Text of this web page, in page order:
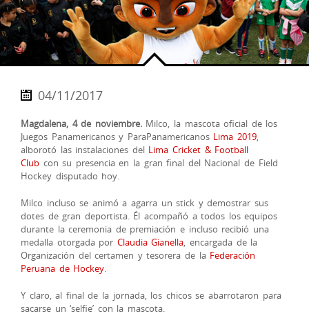
04/11/2017
Magdalena, 4 de noviembre.Milco, la mascota oficial de los
Juegos Panamericanos y ParaPanamericanos Lima 2019,
alborotó las instalaciones del Lima Cricket & Football
Club con su presencia en la gran final del Nacional de Field
Hockey disputado hoy.
Milco incluso se animó a agarra un stick y demostrar sus
dotes de gran deportista. Él acompañó a todos los equipos
durante la ceremonia de premiación e incluso recibió una
medalla otorgada por Claudia Gianella, encargada de la
Organización del certamen y tesorera de la Federación
Peruana de Hockey.
Y claro, al final de la jornada, los chicos se abarrotaron para
sacarse un ‘selfie’ con la mascota.